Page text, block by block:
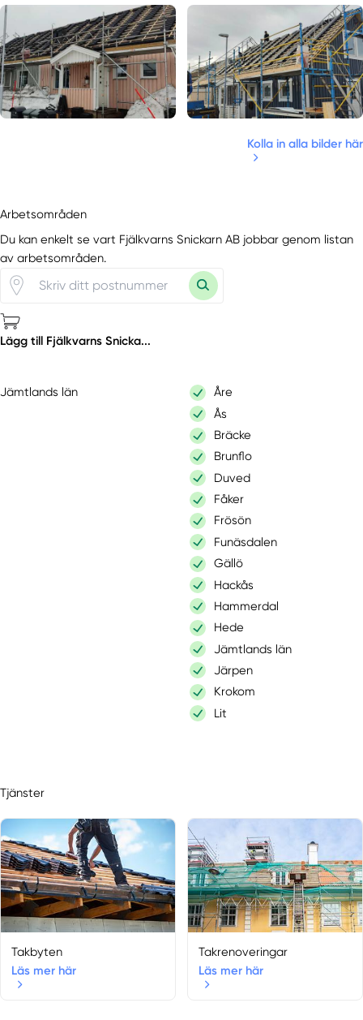
Kolla in alla bilder här
Arbetsområden
Du kan enkelt se vart Fjälkvarns Snickarn AB jobbar genom listan
av arbetsområden.
Lägg till Fjälkvarns Snicka...
Jämtlands län
Åre
Ås
Bräcke
Brunflo
Duved
Fåker
Frösön
Funäsdalen
Gällö
Hackås
Hammerdal
Hede
Jämtlands län
Järpen
Krokom
Lit
Östersund
Oviken
Ramsele
Rätan
Sörbygden
Strömsund
Sveg
Tandsbyn
Tjänster
Takbyten
Läs mer här
Takrenoveringar
Läs mer här